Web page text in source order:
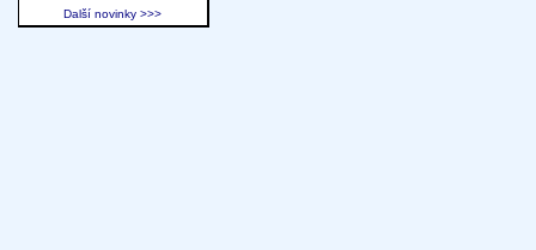
Další novinky >>>